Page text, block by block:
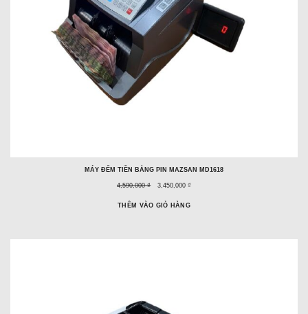
MÁY ĐẾM TIỀN BẰNG PIN MAZSAN MD1618
Giá
4,590,000 ₫
Giá3,450,000 ₫
THÊM VÀO GIỎ HÀNG